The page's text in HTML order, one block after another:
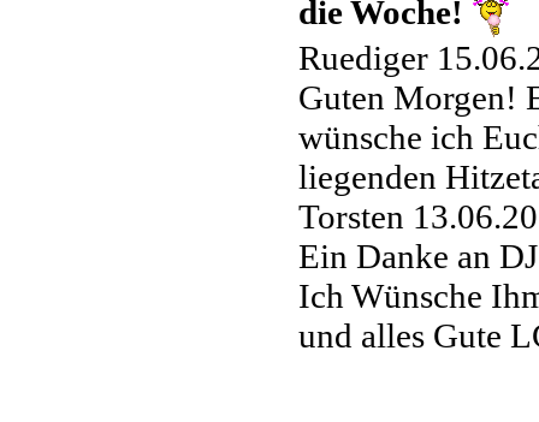
die Woche!
Ruediger
Guten Morgen!
wünsche ich
liegenden
Torsten
Ein Danke an
Ich Wünsche
und alles Gute